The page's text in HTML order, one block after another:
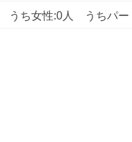
うち女性:0人 うちパー